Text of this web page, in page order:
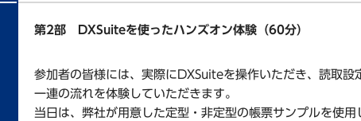
第2部 DXSuiteを使ったハンズオン体験（60分）
参加者の皆様には、実際にDXSuiteを操作いただき、読取
一連の流れを体験していただきます。
当日は、弊社が用意した定型・非定型の帳票サンプルを使用